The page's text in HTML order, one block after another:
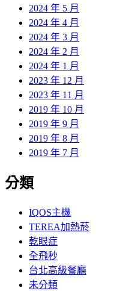
2024 年 5 月
2024 年 4 月
2024 年 3 月
2024 年 2 月
2024 年 1 月
2023 年 12 月
2023 年 11 月
2019 年 10 月
2019 年 9 月
2019 年 8 月
2019 年 7 月
分類
IQOS主機
TEREA加熱菸
乾眼症
全飛秒
台北高級餐廳
未分類